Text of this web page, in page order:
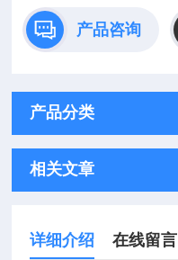
产品咨询
产品分类
相关文章
详细介绍 在线留言